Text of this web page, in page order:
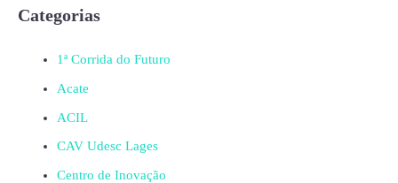
Categorias
1ª Corrida do Futuro
Acate
ACIL
CAV Udesc Lages
Centro de Inovação